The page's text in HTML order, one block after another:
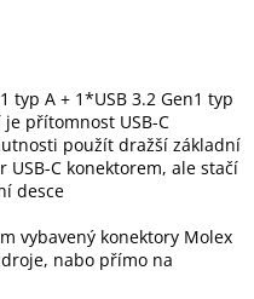
typ A + 1*USB 3.2 Gen1 typ
přítomnost USB-C
použít dražší základní
C konektorem, ale stačí
desce
vybavený konektory Molex
nabo přímo na